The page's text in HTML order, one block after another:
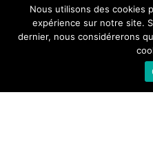
E-mail
Nous utilisons des cookies
expérience sur notre site.
dernier, nous considérerons